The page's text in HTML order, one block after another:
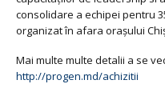
consolidare a echipei pentru
organizat în afara oraşului
Mai multe multe detalii a se
http://progen.md/achizitii